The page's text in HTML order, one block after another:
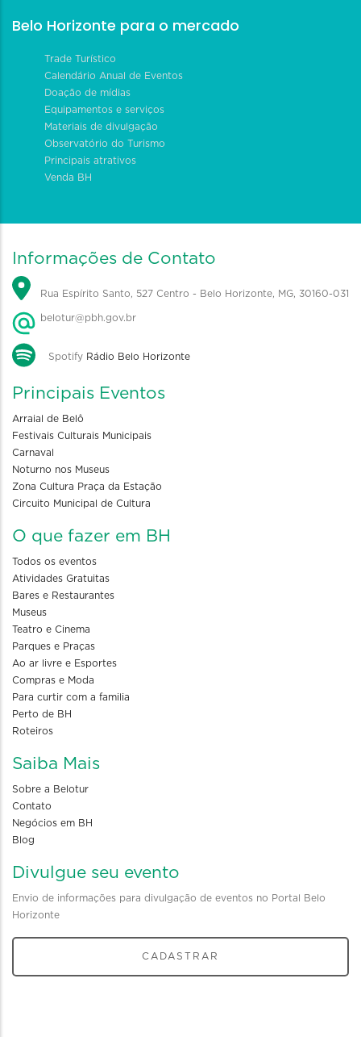
Belo Horizonte para o mercado
Trade Turístico
Calendário Anual de Eventos
Doação de mídias
Equipamentos e serviços
Materiais de divulgação
Observatório do Turismo
Principais atrativos
Venda BH
Informações de Contato
Rua Espírito Santo, 527 Centro - Belo Horizonte, MG, 30160-031
belotur@pbh.gov.br
Spotify Rádio Belo Horizonte
Principais Eventos
Arraial de Belô
Festivais Culturais Municipais
Carnaval
Noturno nos Museus
Zona Cultura Praça da Estação
Circuito Municipal de Cultura
O que fazer em BH
Todos os eventos
Atividades Gratuitas
Bares e Restaurantes
Museus
Teatro e Cinema
Parques e Praças
Ao ar livre e Esportes
Compras e Moda
Para curtir com a familia
Perto de BH
Roteiros
Saiba Mais
Sobre a Belotur
Contato
Negócios em BH
Blog
Divulgue seu evento
Envio de informações para divulgação de eventos no Portal Belo
Horizonte
CADASTRAR